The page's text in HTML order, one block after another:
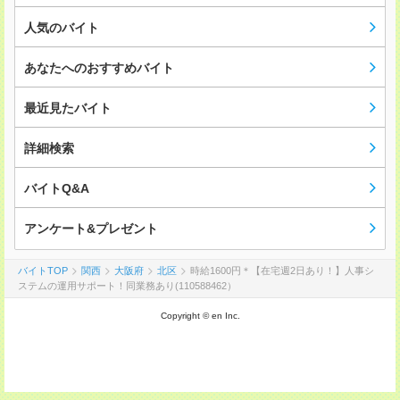
人気のバイト
あなたへのおすすめバイト
最近見たバイト
詳細検索
バイトQ&A
アンケート&プレゼント
バイトTOP 関西 大阪府 北区
時給1600円＊【在宅週2日あり！】人事シ
ステムの運用サポート！同業務あり(110588462）
Copyright © en Inc.